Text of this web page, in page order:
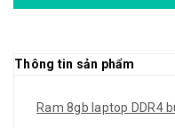
Thông tin sản phẩm
Ram 8gb laptop DDR4